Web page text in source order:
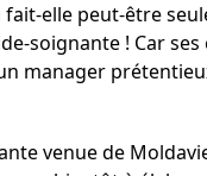
elle peut-être
soignante ! Car
manager
venue de